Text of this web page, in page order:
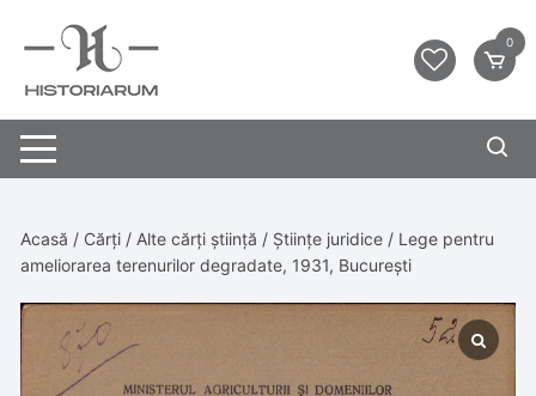
0
Acasă / Cărți / Alte cărți știință / Științe juridice / Lege pentru
ameliorarea terenurilor degradate, 1931, București